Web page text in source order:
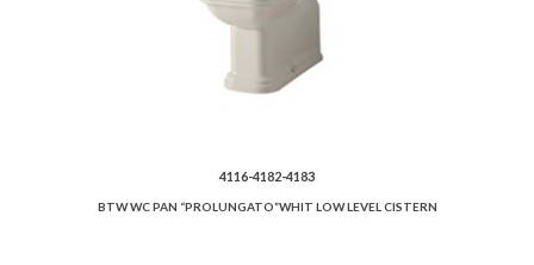
4116-4182-4183
BTW WC PAN “PROLUNGATO”WHIT LOW LEVEL CISTERN